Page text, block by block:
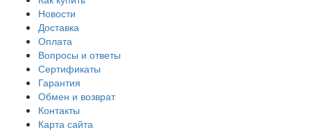
Новости
Доставка
Оплата
Вопросы и ответы
Сертификаты
Гарантия
Обмен и возврат
Контакты
Карта сайта